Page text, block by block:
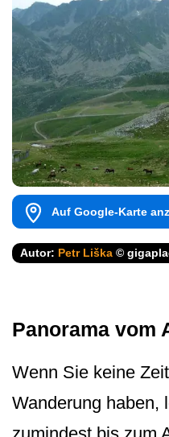
Auf Google-Karte
Autor: Petr Liška ©
Panorama vom
Wenn Sie keine
Wanderung haben,